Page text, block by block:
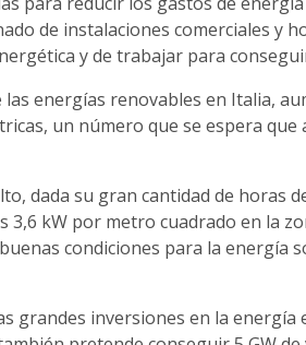
de instalaciones comerciales y
y de trabajar para
las energías renovables en Italia,
un número que se espera que
dada su gran cantidad de horas
kW por metro cuadrado en la
condiciones para la energía
grandes inversiones en la energía